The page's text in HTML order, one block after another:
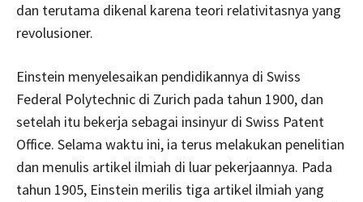
dan terutama dikenal karena teori relativitasnya yang
revolusioner.
Einstein menyelesaikan pendidikannya di Swiss
Federal Polytechnic di Zurich pada tahun 1900, dan
setelah itu bekerja sebagai insinyur di Swiss Patent
Office. Selama waktu ini, ia terus melakukan penelitian
dan menulis artikel ilmiah di luar pekerjaannya. Pada
tahun 1905, Einstein merilis tiga artikel ilmiah yang